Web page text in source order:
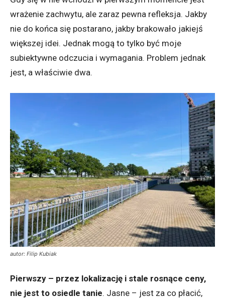
wrażenie zachwytu, ale zaraz pewna refleksja. Jakby
nie do końca się postarano, jakby brakowało jakiejś
większej idei. Jednak mogą to tylko być moje
subiektywne odczucia i wymagania. Problem jednak
jest, a właściwie dwa.
autor: Filip Kubiak
Pierwszy – przez lokalizację i stale rosnące ceny,
nie jest to osiedle tanie. Jasne – jest za co płacić,